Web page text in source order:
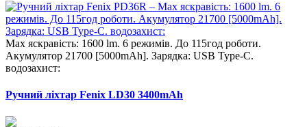
Max яскравість: 1600 lm. 6 режимів. До 115год роботи.
Акумулятор 21700 [5000mAh]. Зарядка: USB Type-C.
водозахист:
Ручний ліхтар Fenix LD30 3400mAh